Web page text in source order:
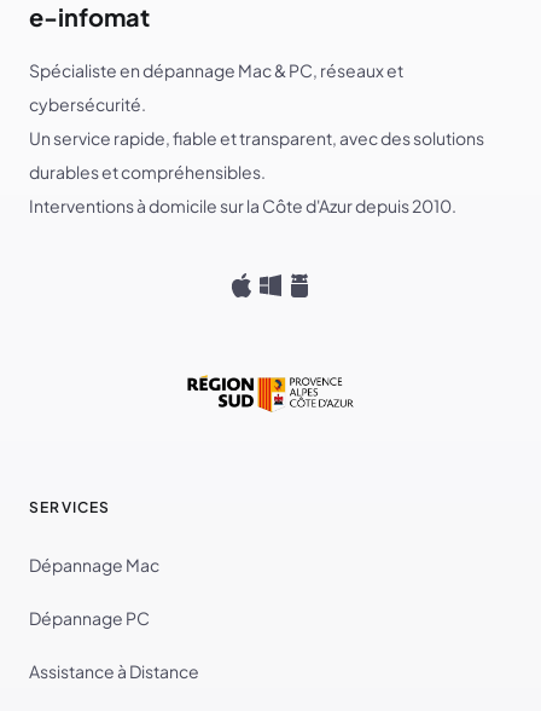
e-infomat
Spécialiste en dépannage Mac & PC, réseaux et
cybersécurité.
Un service rapide, fiable et transparent, avec des solutions
durables et compréhensibles.
Interventions à domicile sur la Côte d'Azur depuis 2010.
SERVICES
Dépannage Mac
Dépannage PC
Assistance à Distance